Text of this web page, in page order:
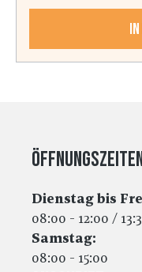
hSoft Shell3D Fade
Innenstoff: 100 %
Dienstag bis
08:00 - 12:00 /
Samstag:
08:00 - 15:00